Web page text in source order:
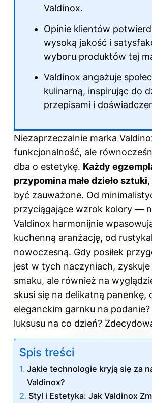
Valdinox.
Opinie klientów
wysoką jakość i
wyboru produktów tej
Valdinox angażuje
kulinarną, inspirując do
przepisami i
Niezaprzeczalnie marka
funkcjonalność, ale
dba o estetykę. Każdy
przypomina małe dzieło sztuki
być zauważone. Od
przyciągające wzrok kolory —
Valdinox harmonijnie
kuchenną aranżację, od
nowoczesną. Gdy posiłek
jest w tych naczyniach,
smaku, ale również na
skusi się na delikatną panenkę,
eleganckim garnku na
luksusu na co dzień?
Spis treści
Jakie technologie kryją się za
Valdinox?
Styl i Estetyka: Jak Valdinox